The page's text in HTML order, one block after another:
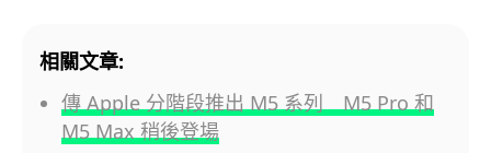
相關文章:
傳 Apple 分階段推出 M5 系列 M5 Pro 和
M5 Max 稍後登場